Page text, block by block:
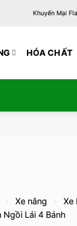
Khuyến Mại
HÓA CHẤT
Xe nâng Xe
Ngồi Lái 4 Bánh